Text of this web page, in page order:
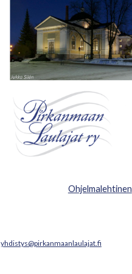
Ohjelmalehtinen
yhdistys@pirkanmaanlaulajat.fi